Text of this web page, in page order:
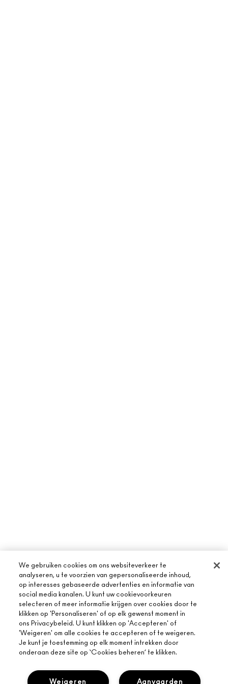
We gebruiken cookies om ons websiteverkeer te
analyseren, u te voorzien van gepersonaliseerde inhoud,
op interesses gebaseerde advertenties en informatie van
social media kanalen. U kunt uw cookievoorkeuren
selecteren of meer informatie krijgen over cookies door te
klikken op 'Personaliseren' of op elk gewenst moment in
ons Privacybeleid. U kunt klikken op 'Accepteren' of
'Weigeren' om alle cookies te accepteren of te weigeren.
Je kunt je toestemming op elk moment intrekken door
onderaan deze site op ‘Cookies beheren’ te klikken.
Aanvaarden
Weigeren